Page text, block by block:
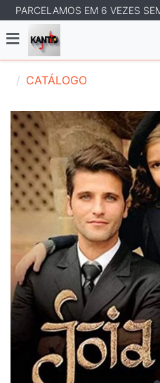
PARCELAMOS EM 6 VEZES
CATÁLOGO